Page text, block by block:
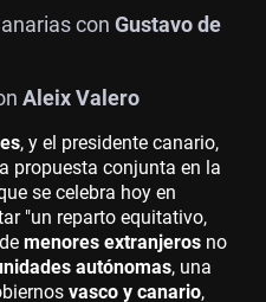
con Gustavo de
Aleix Valero
, y el presidente canario,
propuesta conjunta en la
se celebra hoy en
"un reparto equitativo,
menores extranjeros no
autónomas, una
vasco y canario,